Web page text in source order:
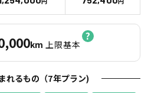
km 上限基本
れるもの（7年プラン)